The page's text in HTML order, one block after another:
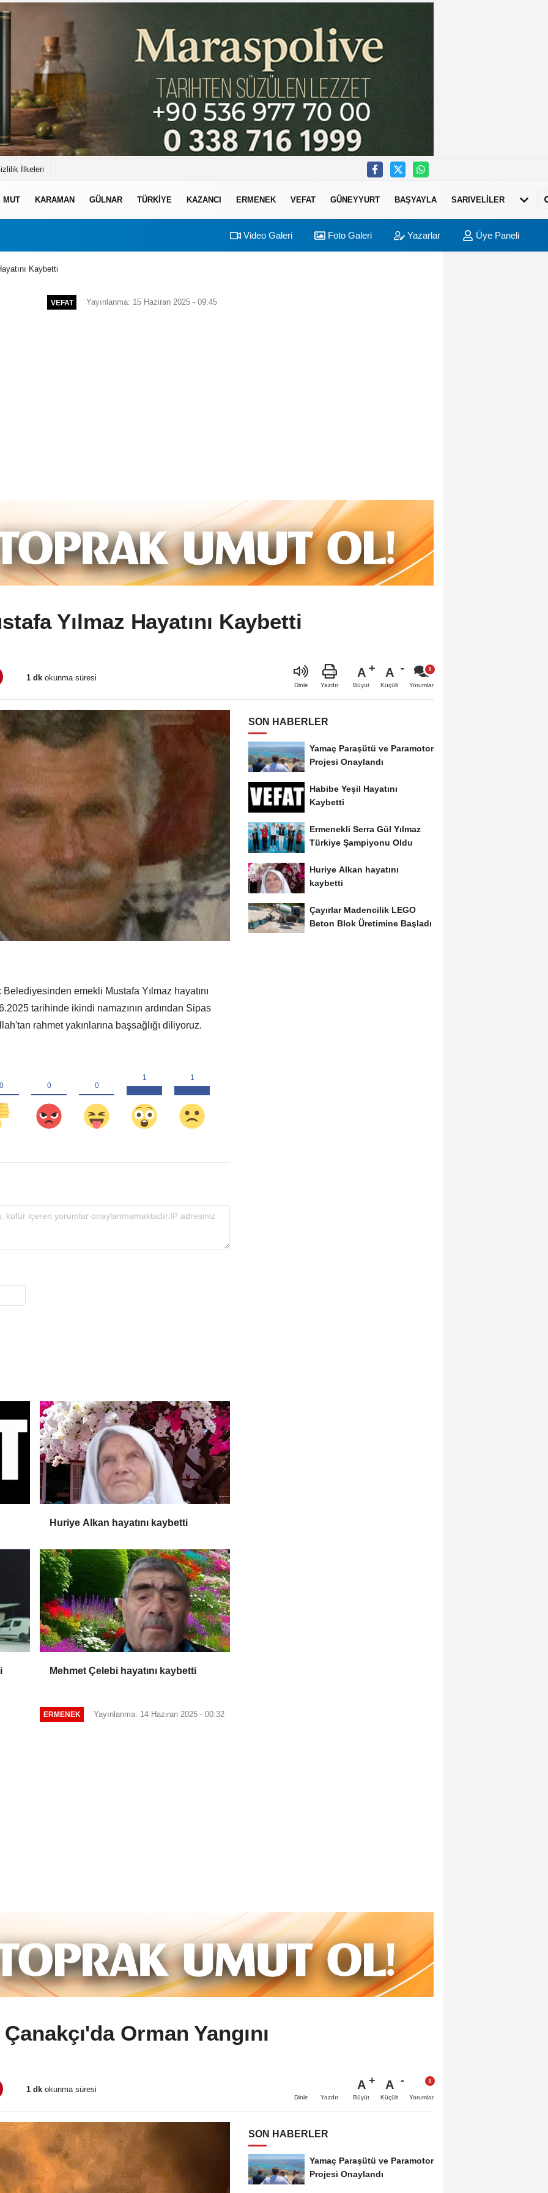
İlkeleri
MUT KARAMAN GÜLNAR TÜRKIYE KAZANCI ERMENEK VEFAT GÜNEYYURT BAŞYAYLA SARIVELİLER
Video Galeri Foto Galeri Yazarlar Üye Paneli
Kaybetti
VEFAT Yayınlanma: 15 Haziran 2025 - 09:45
Yılmaz Hayatını Kaybetti
1 dk okunma süresi
Dinle Yazdır
A
Büyüt
A
Küçült Yorumlar
emekli Mustafa Yılmaz hayatını
tarihinde ikindi namazının ardından Sipas
rahmet yakınlarına başsağlığı diliyoruz.
Huriye Alkan hayatını kaybetti
Mehmet Çelebi hayatını kaybetti
SON HABERLER
Yamaç Paraşütü ve Paramotor
Projesi Onaylandı
Habibe Yeşil Hayatını
Kaybetti
Ermenekli Serra Gül Yılmaz
Türkiye Şampiyonu Oldu
Huriye Alkan hayatını
kaybetti
Çayırlar Madencilik LEGO
Beton Blok Üretimine Başladı
ERMENEK Yayınlanma: 14 Haziran 2025 - 00:32
Çanakçı'da Orman Yangını
1 dk okunma süresi
Dinle Yazdır
A
Büyüt
A
Küçült Yorumlar
SON HABERLER
Yamaç Paraşütü ve Paramotor
Projesi Onaylandı